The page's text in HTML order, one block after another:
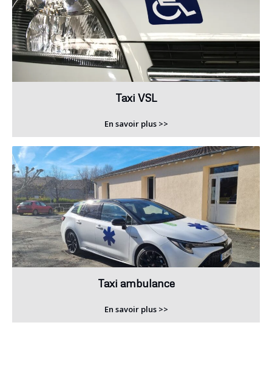
Taxi VSL
En savoir plus >>
Taxi ambulance
En savoir plus >>